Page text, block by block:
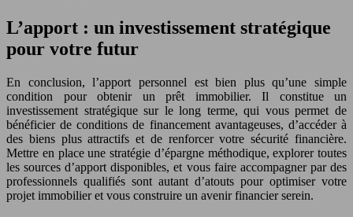
L’apport : un investissement stratégique
pour votre futur
En conclusion, l’apport personnel est bien plus qu’une simple
condition pour obtenir un prêt immobilier. Il constitue un
investissement stratégique sur le long terme, qui vous permet de
bénéficier de conditions de financement avantageuses, d’accéder à
des biens plus attractifs et de renforcer votre sécurité financière.
Mettre en place une stratégie d’épargne méthodique, explorer toutes
les sources d’apport disponibles, et vous faire accompagner par des
professionnels qualifiés sont autant d’atouts pour optimiser votre
projet immobilier et vous construire un avenir financier serein.